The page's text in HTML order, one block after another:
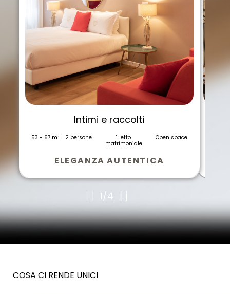
Intimi e raccolti
53 - 67 m² 2 persone
1 letto
matrimoniale
Open space
ELEGANZA AUTENTICA
1/4
COSA CI RENDE UNICI